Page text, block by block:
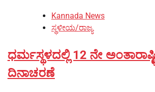
Kannada News
ಸ್ಥಳೀಯ/ರಾಜ್ಯ
ಧರ್ಮಸ್ಥಳದಲ್ಲಿ 12 ನೇ
ದಿನಾಚರಣೆ